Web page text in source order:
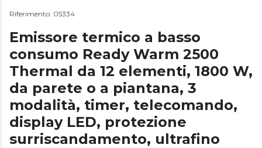
Riferimento: 05334
Emissore termico a basso
consumo Ready Warm 2500
Thermal da 12 elementi, 1800 W,
da parete o a piantana, 3
modalità, timer, telecomando,
display LED, protezione
surriscandamento, ultrafino